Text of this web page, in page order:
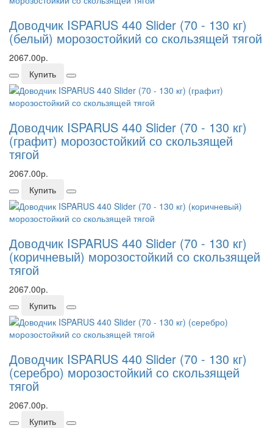
Доводчик ISPARUS 440 Slider (70 - 130 кг)
(белый) морозостойкий со скользящей тягой
2067.00р.
Купить
Доводчик ISPARUS 440 Slider (70 - 130 кг)
(графит) морозостойкий со скользящей
тягой
2067.00р.
Купить
Доводчик ISPARUS 440 Slider (70 - 130 кг)
(коричневый) морозостойкий со скользящей
тягой
2067.00р.
Купить
Доводчик ISPARUS 440 Slider (70 - 130 кг)
(серебро) морозостойкий со скользящей
тягой
2067.00р.
Купить